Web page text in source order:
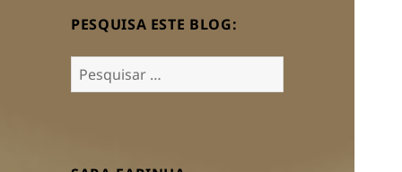
PESQUISA ESTE BLOG:
Pesquisar
por: